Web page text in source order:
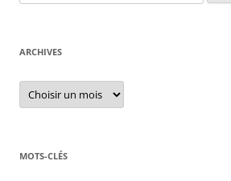
pour :
ARCHIVES
Archives
MOTS-CLÉS